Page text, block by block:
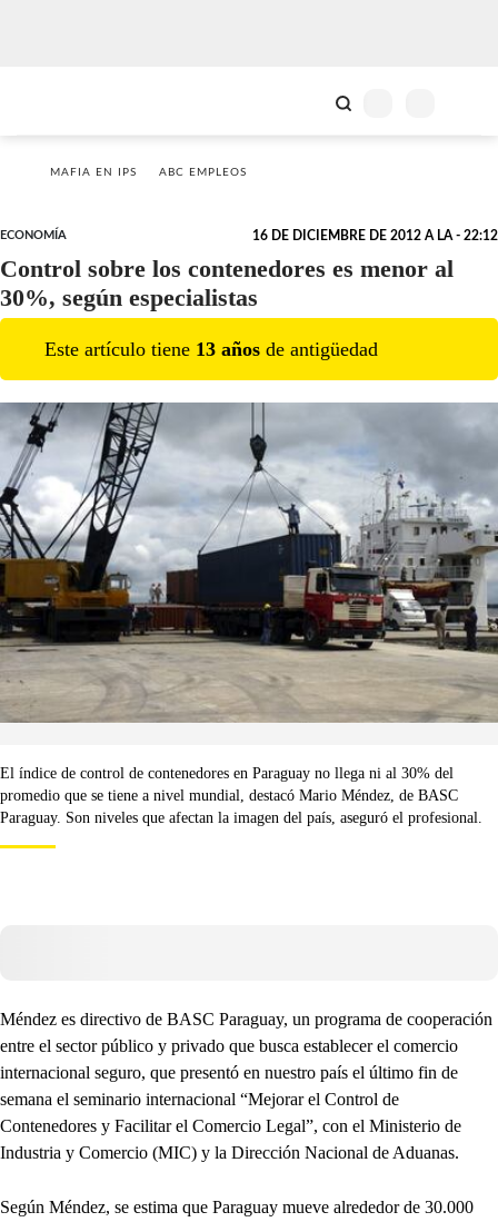
MAFIA EN IPS ABC EMPLEOS
ECONOMÍA 16 DE DICIEMBRE DE 2012 A LA - 22:12
Control sobre los contenedores es menor al
30%, según especialistas
Este artículo tiene 13 años de antigüedad
El índice de control de contenedores en Paraguay no llega ni al 30% del
promedio que se tiene a nivel mundial, destacó Mario Méndez, de BASC
Paraguay. Son niveles que afectan la imagen del país, aseguró el profesional.
Méndez es directivo de BASC Paraguay, un programa de cooperación
entre el sector público y privado que busca establecer el comercio
internacional seguro, que presentó en nuestro país el último fin de
semana el seminario internacional “Mejorar el Control de
Contenedores y Facilitar el Comercio Legal”, con el Ministerio de
Industria y Comercio (MIC) y la Dirección Nacional de Aduanas.
Según Méndez, se estima que Paraguay mueve alrededor de 30.000